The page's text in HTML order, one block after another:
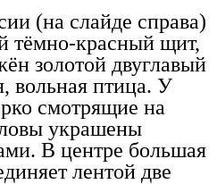
(на слайде справа)
тёмно-красный щит,
золотой двуглавый
вольная птица. У
смотрящие на
украшены
В центре большая
лентой две